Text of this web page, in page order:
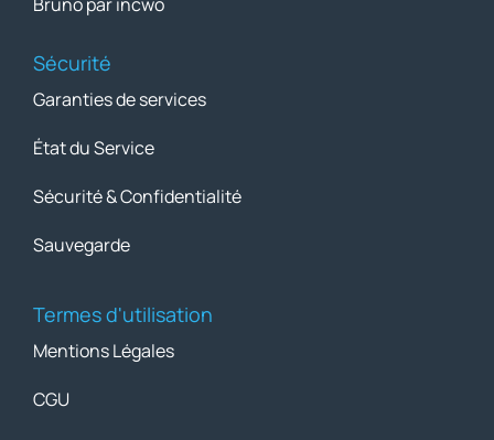
Sécurité
Garanties de services
État du Service
Sécurité & Confidentialité
Sauvegarde
Termes d'utilisation
Mentions Légales
CGU